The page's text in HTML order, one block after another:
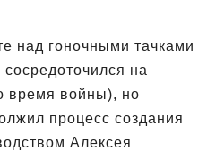
над гоночными тачками
на
время войны), но
процесс создания
Алексея